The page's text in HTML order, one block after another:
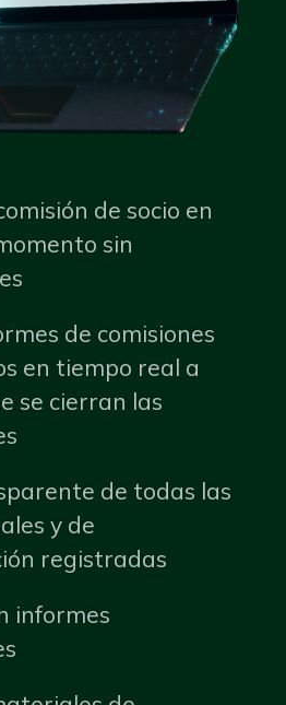
de socio en
sin
de comisiones
en tiempo real a
se cierran las
de todas las
y de
registradas
informes